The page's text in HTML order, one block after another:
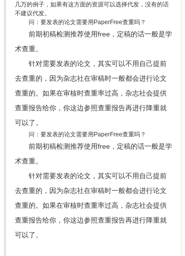
几万的例子，如果有这方面的资源可以选择代发，没有的话
不建议代发。
问：要发表的论文需要用PaperFree查重吗？
前期初稿检测推荐使用free，定稿的话一般是学
术查重。
针对需要发表的论文，其实可以不用自己提前
去查重的，因为杂志社在审稿时一般都会进行论文
查重的。如果在审核时查重率过高，杂志社会提供
查重报告给你，你这边参照查重报告再进行降重就
可以了。
问：要发表的论文需要用PaperFree查重吗？
前期初稿检测推荐使用free，定稿的话一般是学
术查重。
针对需要发表的论文，其实可以不用自己提前
去查重的，因为杂志社在审稿时一般都会进行论文
查重的。如果在审核时查重率过高，杂志社会提供
查重报告给你，你这边参照查重报告再进行降重就
可以了。